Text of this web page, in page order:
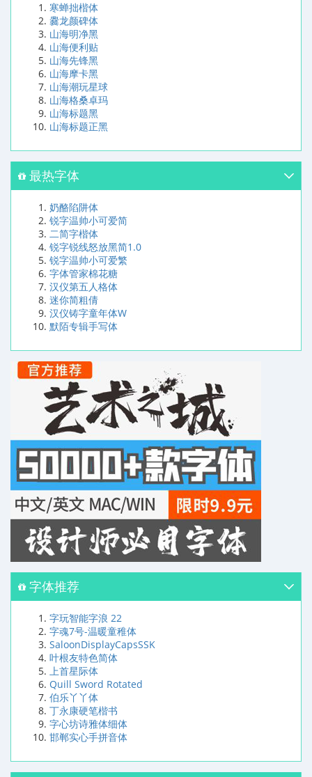
寒蝉拙楷体
爨龙颜碑体
山海明净黑
山海便利贴
山海先锋黑
山海摩卡黑
山海潮玩星球
山海格桑卓玛
山海标题黑
山海标题正黑
最热字体
奶酪陷阱体
锐字温帅小可爱简
二简字楷体
锐字锐线怒放黑简1.0
锐字温帅小可爱繁
字体管家棉花糖
汉仪第五人格体
迷你简粗倩
汉仪铸字童年体W
默陌专辑手写体
字体推荐
字玩智能字浪 22
字魂7号-温暖童稚体
SaloonDisplayCapsSSK
叶根友特色简体
上首星际体
Quill Sword Rotated
伯乐丫丫体
丁永康硬笔楷书
字心坊诗雅体细体
邯郸实心手拼音体